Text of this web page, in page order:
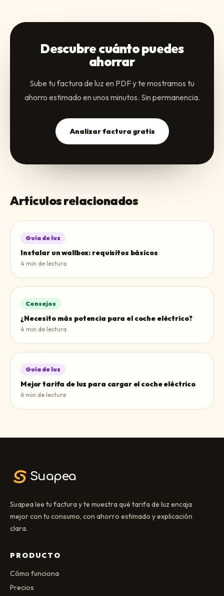
Descubre cuánto puedes
ahorrar
Sube tu factura de luz en PDF y te mostramos tu
ahorro estimado en unos minutos. Sin permanencia.
Analizar factura gratis
Artículos relacionados
Guía de luz
Instalar un wallbox: requisitos básicos
4 min de lectura
Consejos
¿Necesito más potencia para el coche eléctrico?
4 min de lectura
Guía de luz
Mejor tarifa de luz para cargar el coche eléctrico
6 min de lectura
Suapea
Suapea lee tu factura y te muestra qué tarifa de luz encaja
mejor con tu consumo, con ahorro estimado y explicación
clara.
PRODUCTO
Cómo funciona
Precios